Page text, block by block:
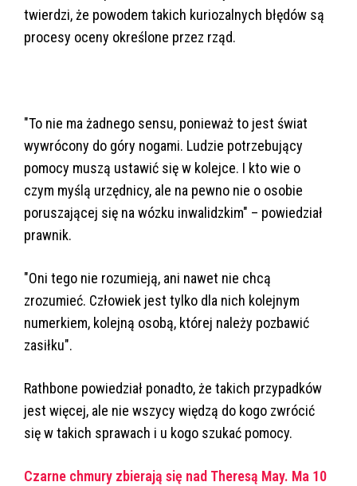
twierdzi, że powodem takich kuriozalnych błędów są
procesy oceny określone przez rząd.
"To nie ma żadnego sensu, ponieważ to jest świat
wywrócony do góry nogami. Ludzie potrzebujący
pomocy muszą ustawić się w kolejce. I kto wie o
czym myślą urzędnicy, ale na pewno nie o osobie
poruszającej się na wózku inwalidzkim" – powiedział
prawnik.
"Oni tego nie rozumieją, ani nawet nie chcą
zrozumieć. Człowiek jest tylko dla nich kolejnym
numerkiem, kolejną osobą, której należy pozbawić
zasiłku".
Rathbone powiedział ponadto, że takich przypadków
jest więcej, ale nie wszycy więdzą do kogo zwrócić
się w takich sprawach i u kogo szukać pomocy.
Czarne chmury zbierają się nad Theresą May. Ma 10